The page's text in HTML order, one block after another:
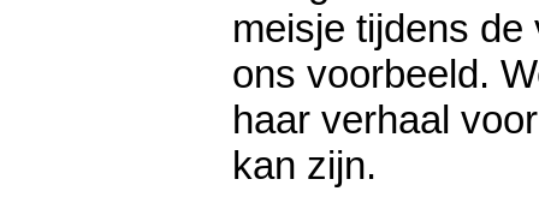
meisje tijdens
ons voorbeeld.
haar verhaal
kan zijn.